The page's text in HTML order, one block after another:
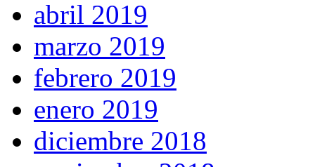
abril 2019
marzo 2019
febrero 2019
enero 2019
diciembre 2018